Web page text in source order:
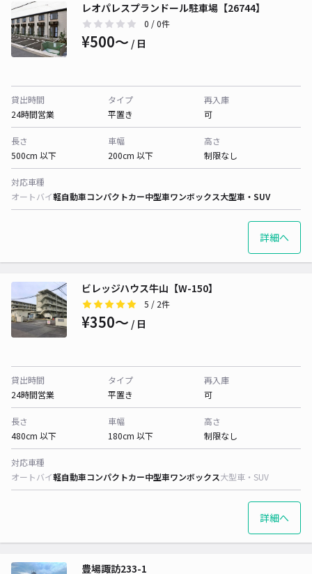
レオパレスプランドール駐車場【26744】
0 / 0件
¥500〜 / 日
貸出時間
24時間営業
タイプ
平置き
再入庫
可
長さ
500cm 以下
車幅
200cm 以下
高さ
制限なし
対応車種
オートバイ軽自動車コンパクトカー中型車ワンボックス大型車・SUV
詳細へ
ビレッジハウス牛山【W-150】
5 / 2件
¥350〜 / 日
貸出時間
24時間営業
タイプ
平置き
再入庫
可
長さ
480cm 以下
車幅
180cm 以下
高さ
制限なし
対応車種
オートバイ軽自動車コンパクトカー中型車ワンボックス大型車・SUV
詳細へ
豊場諏訪233-1